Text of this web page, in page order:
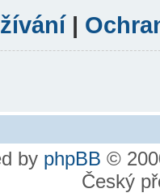
|
by phpBB ©
Český